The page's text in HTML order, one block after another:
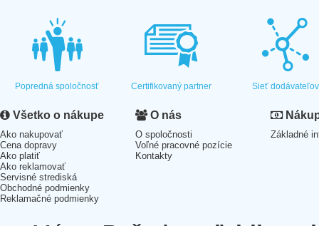
Popredná spoločnosť Certifikovaný partner Sieť dodávateľov
Všetko o nákupe
Ako nakupovať
Cena dopravy
Ako platiť
Ako reklamovať
Servisné strediská
Obchodné podmienky
Reklamačné podmienky
O nás
O spoločnosti
Voľné pracovné pozície
Kontakty
Základné